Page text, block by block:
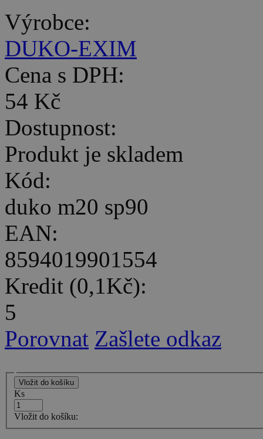
Výrobce:
DUKO-EXIM
Cena s DPH:
54 Kč
Dostupnost:
Produkt je skladem
Kód:
duko m20 sp90
EAN:
8594019901554
Kredit (0,1Kč):
5
Porovnat Zašlete odkaz
Ks
Vložit do košíku: